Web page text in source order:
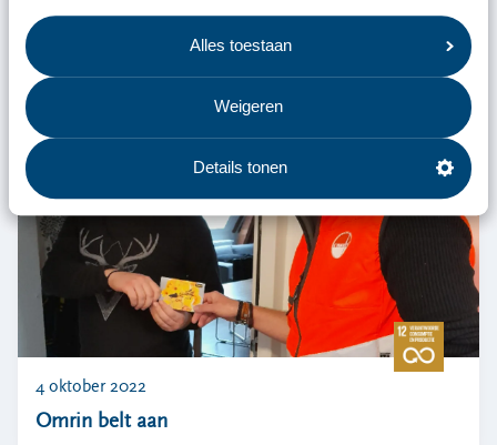
Alles toestaan
Weigeren
Details tonen
Omrin belt aan
4 oktober 2022